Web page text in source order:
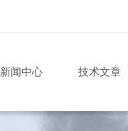
新闻中心 技术文章